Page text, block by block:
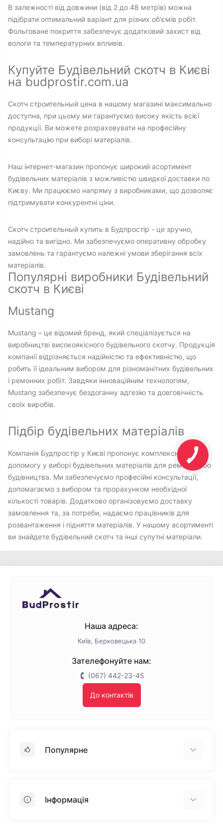
В залежності від довжини (від 2 до 48 метрів) можна
підібрати оптимальний варіант для різних об'ємів робіт.
Фольговане покриття забезпечує додатковий захист від
вологи та температурних впливів.
Купуйте Будівельний скотч в Києві
на budprostir.com.ua
Скотч строительный цена в нашому магазині максимально
доступна, при цьому ми гарантуємо високу якість всієї
продукції. Ви можете розраховувати на професійну
консультацію при виборі матеріалів.
Наш інтернет-магазин пропонує широкий асортимент
будівельних матеріалів з можливістю швидкої доставки по
Києву. Ми працюємо напряму з виробниками, що дозволяє
підтримувати конкурентні ціни.
Скотч строительный купить в Будпростір - це зручно,
надійно та вигідно. Ми забезпечуємо оперативну обробку
замовлень та гарантуємо належні умови зберігання всіх
матеріалів.
Популярні виробники Будівельний
скотч в Києві
Mustang
Mustang – це відомий бренд, який спеціалізується на
виробництві високоякісного будівельного скотчу. Продукція
компанії відрізняється надійністю та ефективністю, що
робить її ідеальним вибором для різноманітних будівельних
і ремонних робіт. Завдяки інноваційним технологіям,
Mustang забезпечує бездоганну адгезію та довговічність
своїх виробів.
Підбір будівельних матеріалів
Компанія Будпростір у Києві пропонує комплексну
допомогу у виборі будівельних матеріалів для ремонту або
будівництва. Ми забезпечуємо професійні консультації,
допомагаємо з вибором та прорахунком необхідної
кількості товарів. Додатково організовуємо доставку
замовлення та, за потреби, надаємо працівників для
розвантаження і підняття матеріалів. У нашому асортименті
ви знайдете будівельний скотч та інші супутні матеріали.
Наша адреса:
Київ, Берковецька 10
Зателефонуйте нам:
(067) 442-23-45
До контактів
Популярне
ПінопластІнформація